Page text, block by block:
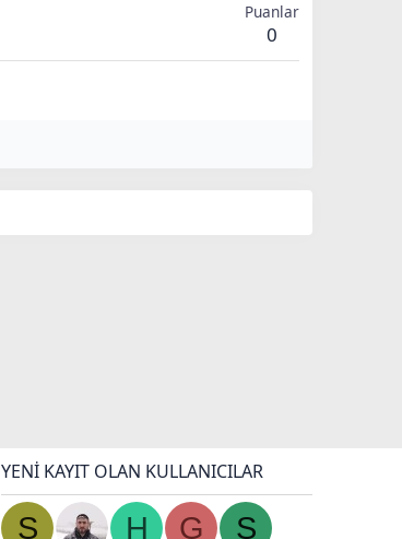
Puanlar
0
YENI KAYIT OLAN KULLANICILAR
S H G S